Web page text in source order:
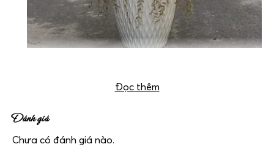
Đọc thêm
Đánh giá
Chưa có đánh giá nào.